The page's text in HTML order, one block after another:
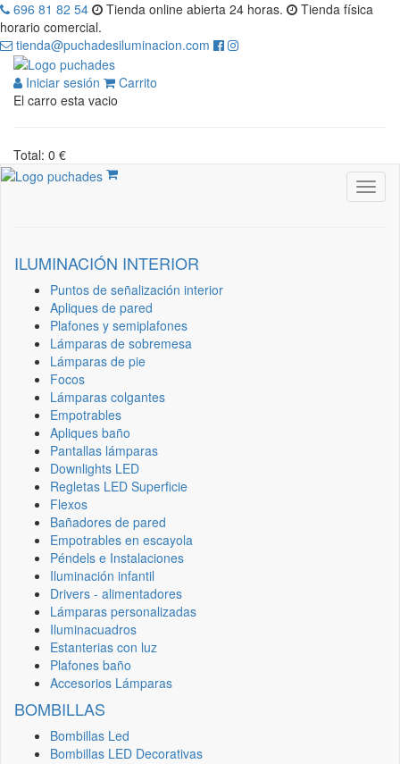
696 81 82 54 Tienda online abierta 24 horas.
Tienda física
horario comercial.
tienda@puchadesiluminacion.com
Iniciar sesión
Carrito
El carro esta vacio
Total: 0 €
ILUMINACIÓN INTERIOR
Puntos de señalización interior
Apliques de pared
Plafones y semiplafones
Lámparas de sobremesa
Lámparas de pie
Focos
Lámparas colgantes
Empotrables
Apliques baño
Pantallas lámparas
Downlights LED
Regletas LED Superficie
Flexos
Bañadores de pared
Empotrables en escayola
Péndels e Instalaciones
Iluminación infantil
Drivers - alimentadores
Lámparas personalizadas
Iluminacuadros
Estanterias con luz
Plafones baño
Accesorios Lámparas
BOMBILLAS
Bombillas Led
Bombillas LED Decorativas